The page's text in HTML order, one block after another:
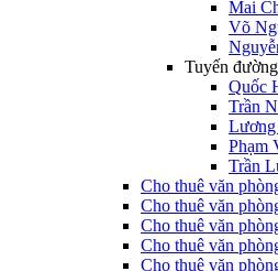
Mai
Võ
Tuyến
Quốc
Trần
Phạm
Trần
Cho thuê văn
Cho thuê văn
Cho thuê văn
Cho thuê văn
Cho thuê văn